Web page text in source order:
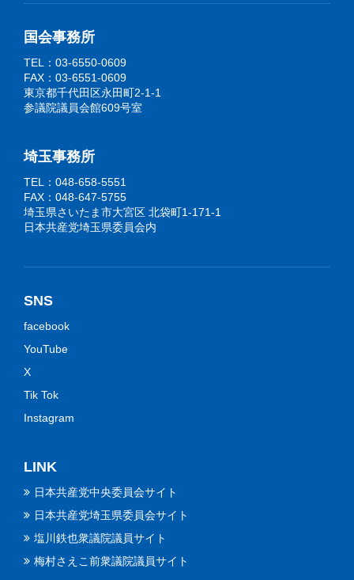
国会事務所
TEL：03-6550-0609
FAX：03-6551-0609
東京都千代田区永田町2-1-1
参議院議員会館609号室
埼玉事務所
TEL：048-658-5551
FAX：048-647-5755
埼玉県さいたま市大宮区 北袋町1-171-1
日本共産党埼玉県委員会内
SNS
facebook
YouTube
X
Tik Tok
Instagram
LINK
日本共産党中央委員会サイト
日本共産党埼玉県委員会サイト
塩川鉄也衆議院議員サイト
梅村さえこ前衆議院議員サイト